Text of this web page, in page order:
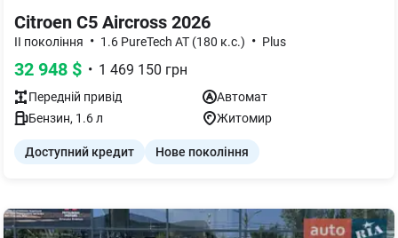
Citroen C5 Aircross 2026
II покоління • 1.6 PureTech AT (180 к.с.) • Plus
32 948 $ • 1 469 150 грн
Передній привід
Автомат
Бензин, 1.6л Житомир
Доступний кредит Нове покоління